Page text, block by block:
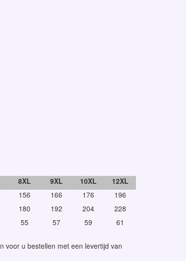
8XL 9XL 10XL
12XL
156 166 176
196
180 192 204
228
55 57 59 61
voor u bestellen met een levertijd van